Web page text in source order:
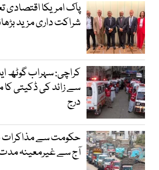
پاک امریکا اقتصادی
شراکت داری مزید
درج
حکومت سے مذاکرات
آج سے غیرمعینہ مدت